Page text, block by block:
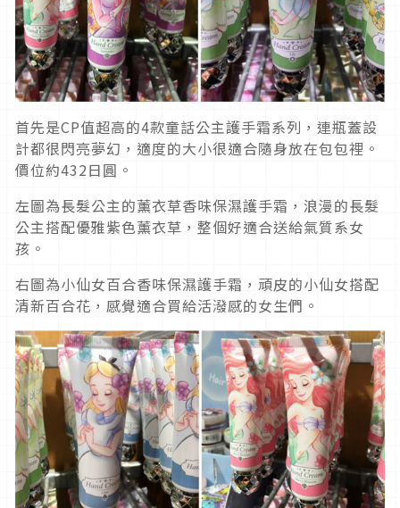
首先是CP值超高的4款童話公主護手霜系列，連瓶蓋設
計都很閃亮夢幻，適度的大小很適合隨身放在包包裡。
價位約432日圓。
左圖為長髮公主的薰衣草香味保濕護手霜，浪漫的長髮
公主搭配優雅紫色薰衣草，整個好適合送給氣質系女
孩。
右圖為小仙女百合香味保濕護手霜，頑皮的小仙女搭配
清新百合花，感覺適合買給活潑感的女生們。